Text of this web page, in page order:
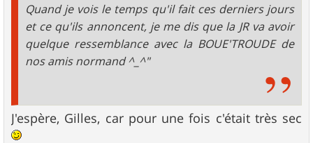
Quand je vois le temps qu'il fait ces derniers jours
et ce qu'ils annoncent, je me dis que la JR va avoir
quelque ressemblance avec la BOUE'TROUDE de
nos amis normand ^_^"
J'espère, Gilles, car pour une fois c'était très sec